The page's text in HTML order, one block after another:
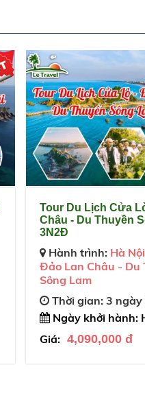
Tour Du Lịch Cửa
Châu - Du Thuyền
3N2Đ
Hành trình: Hà
Đảo Lan Châu - Du
Sông Lam
Thời gian: 3 ngày
Ngày khởi hành:
Giá: 4,090,000 đ